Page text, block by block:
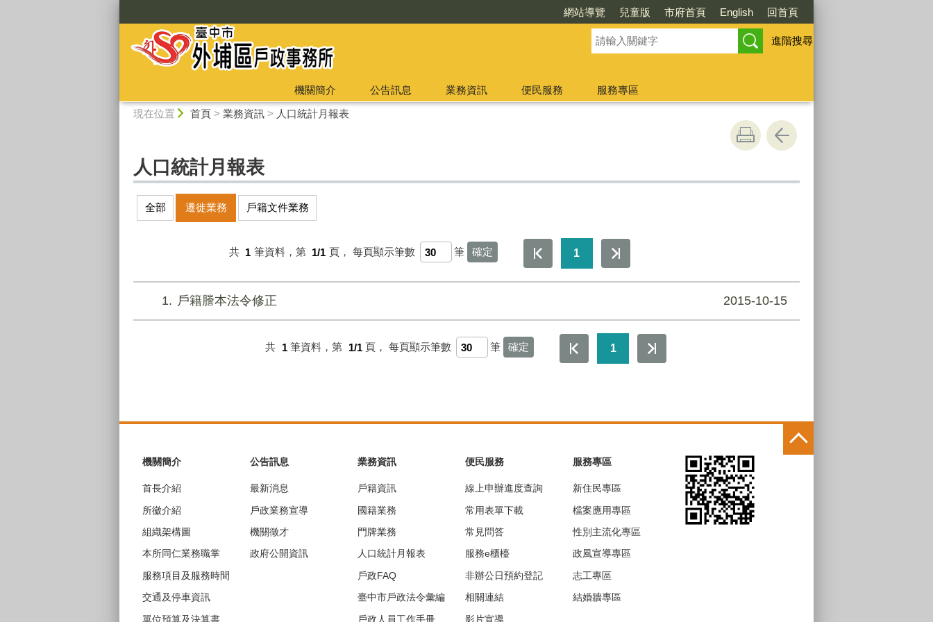
網站導覽 兒童版 市府首頁 English 回首頁
進階搜尋
機關簡介 公告訊息 業務資訊 便民服務
服務專區
現在位置 首頁> 業務資訊> 人口統計月報表
人口統計月報表
全部 遷徙業務 戶籍文件業務
共 1 筆資料，第 1/1 頁， 每頁顯示筆數 筆 1
1 戶籍謄本法令修正 2015-10-15
共 1 筆資料，第 1/1 頁， 每頁顯示筆數 筆 1
機關簡介
首長介紹
所徽介紹
組織架構圖
本所同仁業務職掌
服務項目及服務時間
交通及停車資訊
單位預算及決算書
公告訊息
最新消息
戶政業務宣導
機關徵才
政府公開資訊
業務資訊
戶籍資訊
國籍業務
門牌業務
人口統計月報表
戶政FAQ
臺中市戶政法令彙編
戶政人員工作手冊
便民服務
線上申辦進度查詢
常用表單下載
常見問答
服務e櫃檯
非辦公日預約登記
相關連結
影片宣導
服務專區
新住民專區
檔案應用專區
性別主流化專區
政風宣導專區
志工專區
結婚牆專區